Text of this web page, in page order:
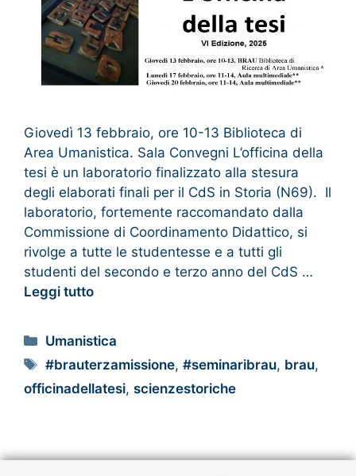
Giovedì 13 febbraio, ore 10-13 Biblioteca di
Area Umanistica. Sala Convegni L’officina della
tesi è un laboratorio finalizzato alla stesura
degli elaborati finali per il CdS in Storia (N69). Il
laboratorio, fortemente raccomandato dalla
Commissione di Coordinamento Didattico, si
rivolge a tutte le studentesse e a tutti gli
studenti del secondo e terzo anno del CdS …
Leggi tutto
Umanistica
#brauterzamissione,#seminaribrau, brau,
officinadellatesi, scienzestoriche